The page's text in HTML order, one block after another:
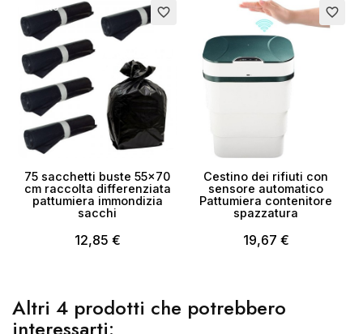
Esaurito favorite_border
75 sacchetti buste 55x70
cm raccolta differenziata
pattumiera immondizia
sacchi
12,85 €
favorite_border
Cestino dei rifiuti con
sensore automatico
Pattumiera contenitore
spazzatura
19,67 €
Altri 4 prodotti che potrebbero